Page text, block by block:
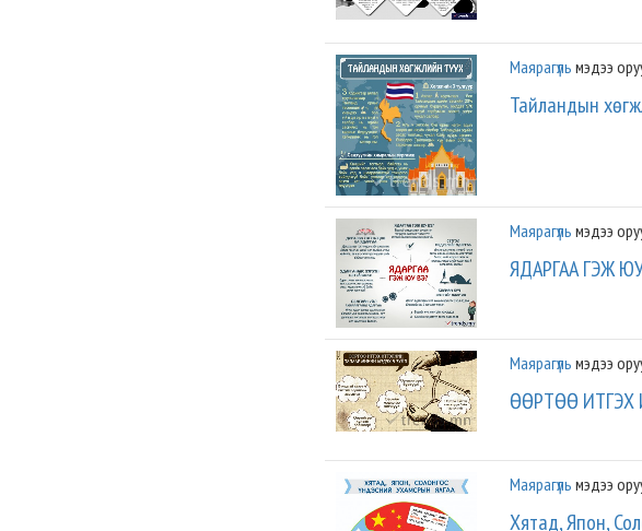
Маярагүль мэдээ
Тайландын
Маярагүль мэдээ
ЯДАРГАА ГЭЖ
Маярагүль мэдээ
ӨӨРТӨӨ ИТГЭХ
Маярагүль мэдээ
Хятад, Япон,